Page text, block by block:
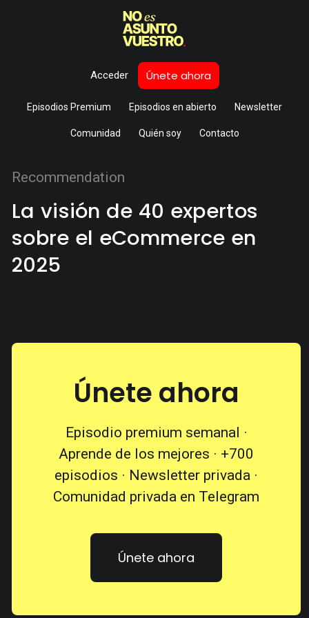
Acceder Únete ahora
Episodios Premium Episodios en abierto Newsletter
Comunidad Quién soy Contacto
Recommendation
La visión de 40 expertos
sobre el eCommerce en
2025
Únete ahora
Episodio premium semanal ·
Aprende de los mejores · +700
episodios · Newsletter privada ·
Comunidad privada en Telegram
Únete ahora